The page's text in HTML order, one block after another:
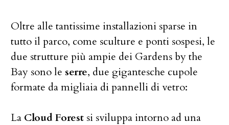
Oltre alle tantissime installazioni sparse in
tutto il parco, come sculture e ponti sospesi, le
due strutture più ampie dei Gardens by the
Bay sono le serre, due gigantesche cupole
formate da migliaia di pannelli di vetro:
La Cloud Forest si sviluppa intorno ad una